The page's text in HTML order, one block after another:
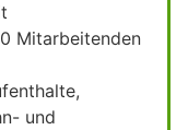
Mitarbeitenden
und